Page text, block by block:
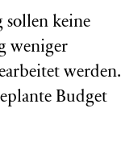
sollen keine
weniger
werden.
Budget